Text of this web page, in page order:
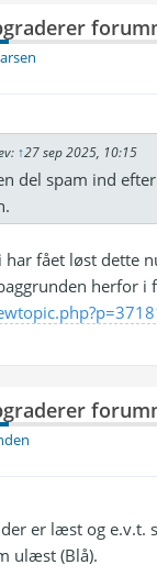
↑27 sep 2025, 10:15
del spam ind efter
har fået løst dette
herfor i
er læst og e.v.t.
ulæst (Blå).